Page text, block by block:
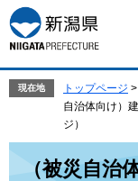
ー
ジ
の
す。
ニ
ュ
ー
し
現在地 トップページ >
自治体向け）
ジ）
（被災自治